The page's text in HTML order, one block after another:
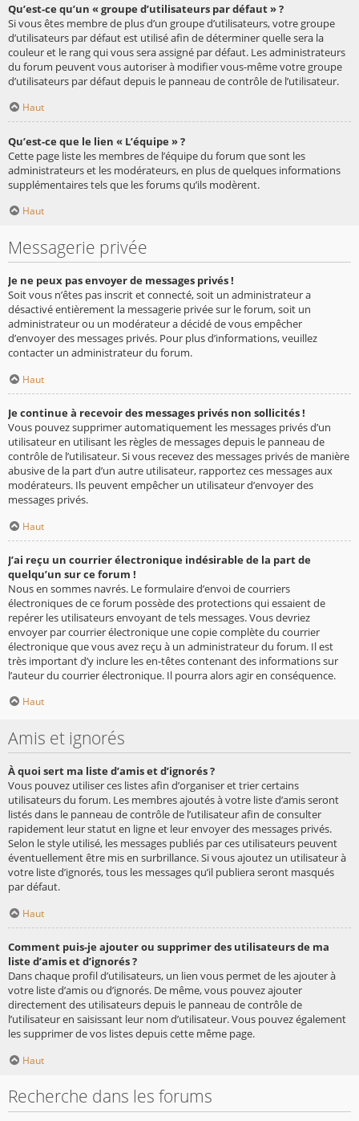
Qu’est-ce qu’un « groupe d’utilisateurs par défaut » ?
Si vous êtes membre de plus d’un groupe d’utilisateurs, votre groupe
d’utilisateurs par défaut est utilisé afin de déterminer quelle sera la
couleur et le rang qui vous sera assigné par défaut. Les administrateurs
du forum peuvent vous autoriser à modifier vous-même votre groupe
d’utilisateurs par défaut depuis le panneau de contrôle de l’utilisateur.
Haut
Qu’est-ce que le lien « L’équipe » ?
Cette page liste les membres de l’équipe du forum que sont les
administrateurs et les modérateurs, en plus de quelques informations
supplémentaires tels que les forums qu’ils modèrent.
Haut
Messagerie privée
Je ne peux pas envoyer de messages privés !
Soit vous n’êtes pas inscrit et connecté, soit un administrateur a
désactivé entièrement la messagerie privée sur le forum, soit un
administrateur ou un modérateur a décidé de vous empêcher
d’envoyer des messages privés. Pour plus d’informations, veuillez
contacter un administrateur du forum.
Haut
Je continue à recevoir des messages privés non sollicités !
Vous pouvez supprimer automatiquement les messages privés d’un
utilisateur en utilisant les règles de messages depuis le panneau de
contrôle de l’utilisateur. Si vous recevez des messages privés de manière
abusive de la part d’un autre utilisateur, rapportez ces messages aux
modérateurs. Ils peuvent empêcher un utilisateur d’envoyer des
messages privés.
Haut
J’ai reçu un courrier électronique indésirable de la part de
quelqu’un sur ce forum !
Nous en sommes navrés. Le formulaire d’envoi de courriers
électroniques de ce forum possède des protections qui essaient de
repérer les utilisateurs envoyant de tels messages. Vous devriez
envoyer par courrier électronique une copie complète du courrier
électronique que vous avez reçu à un administrateur du forum. Il est
très important d’y inclure les en-têtes contenant des informations sur
l’auteur du courrier électronique. Il pourra alors agir en conséquence.
Haut
Amis et ignorés
À quoi sert ma liste d’amis et d’ignorés ?
Vous pouvez utiliser ces listes afin d’organiser et trier certains
utilisateurs du forum. Les membres ajoutés à votre liste d’amis seront
listés dans le panneau de contrôle de l’utilisateur afin de consulter
rapidement leur statut en ligne et leur envoyer des messages privés.
Selon le style utilisé, les messages publiés par ces utilisateurs peuvent
éventuellement être mis en surbrillance. Si vous ajoutez un utilisateur à
votre liste d’ignorés, tous les messages qu’il publiera seront masqués
par défaut.
Haut
Comment puis-je ajouter ou supprimer des utilisateurs de ma
liste d’amis et d’ignorés ?
Dans chaque profil d’utilisateurs, un lien vous permet de les ajouter à
votre liste d’amis ou d’ignorés. De même, vous pouvez ajouter
directement des utilisateurs depuis le panneau de contrôle de
l’utilisateur en saisissant leur nom d’utilisateur. Vous pouvez également
les supprimer de vos listes depuis cette même page.
Haut
Recherche dans les forums